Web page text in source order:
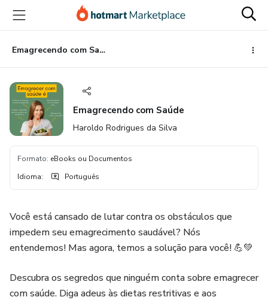
para
conteúdo
principal
para
pagamento
para
rodapé
Emagrecendo com Saúde
Emagrecendo com Saúde
Haroldo Rodrigues da Silva
Formato: eBooks ou Documentos
Idioma: Português
Você está cansado de lutar contra os obstáculos que
impedem seu emagrecimento saudável? Nós
entendemos! Mas agora, temos a solução para você! 💪💚
Descubra os segredos que ninguém conta sobre emagrecer
com saúde. Diga adeus às dietas restritivas e aos